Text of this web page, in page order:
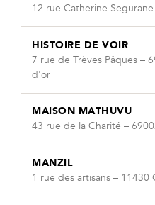
12 rue Catherine
HISTOIRE DE VOIR
7 rue de Trèves Pâques –
d'or
MAISON MATHUVU
43 rue de la Charité –
MANZIL
1 rue des artisans – 11430